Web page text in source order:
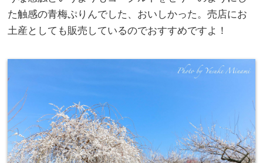
た触感の青梅ぷりんでした、おいしかった。売店にお
土産としても販売しているのでおすすめですよ！